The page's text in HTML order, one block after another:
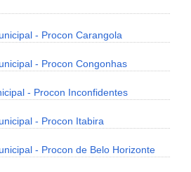
- Procon Carangola
- Procon Congonhas
- Procon Inconfidentes
- Procon Itabira
- Procon de Belo Horizonte